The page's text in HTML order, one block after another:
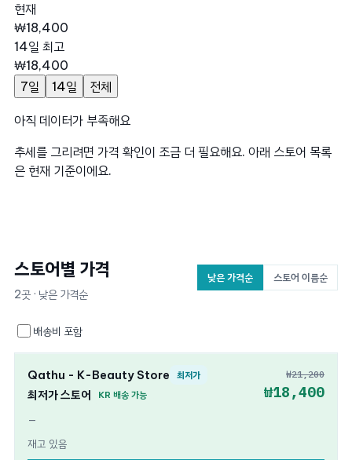
현재
₩18,400
14일 최고
₩18,400
7일
14일 전체
아직 데이터가 부족해요
추세를 그리려면 가격 확인이 조금 더 필요해요. 아래 스토어 목록
은 현재 기준이에요.
스토어별 가격
2곳 · 낮은 가격순
낮은 가격순 스토어 이름순
배송비 포함
Qathu - K-Beauty Store 최저가
최저가 스토어 KR 배송 가능
—
재고 있음
₩21,200
₩18,400